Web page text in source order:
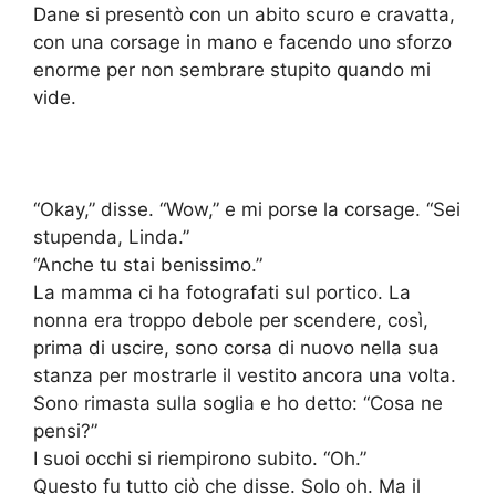
Dane si presentò con un abito scuro e cravatta,
con una corsage in mano e facendo uno sforzo
enorme per non sembrare stupito quando mi
vide.
“Okay,” disse. “Wow,” e mi porse la corsage. “Sei
stupenda, Linda.”
“Anche tu stai benissimo.”
La mamma ci ha fotografati sul portico. La
nonna era troppo debole per scendere, così,
prima di uscire, sono corsa di nuovo nella sua
stanza per mostrarle il vestito ancora una volta.
Sono rimasta sulla soglia e ho detto: “Cosa ne
pensi?”
I suoi occhi si riempirono subito. “Oh.”
Questo fu tutto ciò che disse. Solo oh. Ma il